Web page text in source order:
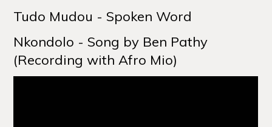
Tudo Mudou - Spoken Word
Nkondolo - Song by Ben Pathy
(Recording with Afro Mio)